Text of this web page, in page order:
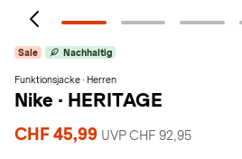
Sale Nachhaltig
Funktionsjacke · Herren
Nike · HERITAGE
CHF 45,99 UVP CHF 92,95